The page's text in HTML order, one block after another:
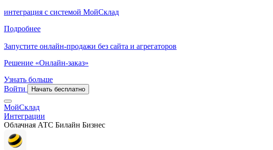
интеграция с системой МойСклад
Подробнее
Запустите онлайн-продажи без сайта и агрегаторов
Решение «Онлайн-заказ»
Узнать больше
Войти
Начать бесплатно
МойСклад
Интеграции
Облачная АТС Билайн Бизнес